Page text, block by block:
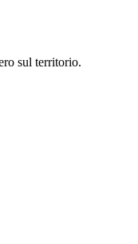
sul territorio.